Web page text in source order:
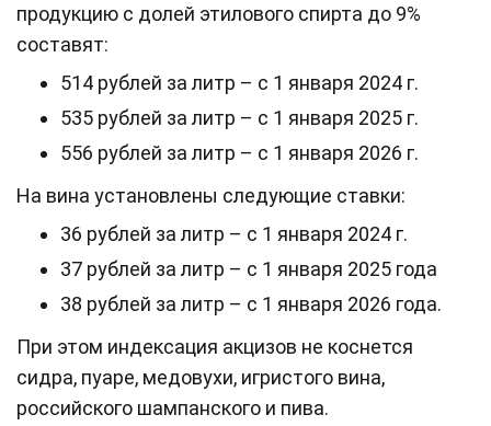
продукцию с долей этилового спирта до 9%
составят:
514 рублей за литр – с 1 января 2024 г.
535 рублей за литр – с 1 января 2025 г.
556 рублей за литр – с 1 января 2026 г.
На вина установлены следующие ставки:
36 рублей за литр – с 1 января 2024 г.
37 рублей за литр – с 1 января 2025 года
38 рублей за литр – с 1 января 2026 года.
При этом индексация акцизов не коснется
сидра, пуаре, медовухи, игристого вина,
российского шампанского и пива.